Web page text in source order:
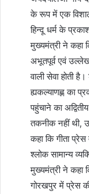
के रूप में एक
हिन्दू धर्म के
मुख्यमंत्री ने कहा
अभूतपूर्व एवं
वाली सेवा होती
ह्यकल्याणह्ण का
पहुंचाने का
तकनीक नहीं थी,
कहा कि गीता प्रेस
श्लोक सामान्य
मुख्यमंत्री ने कहा
गोरखपुर में प्रेस